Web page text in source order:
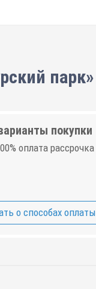
парк»
покупки
оплата рассрочка
о способах оплаты